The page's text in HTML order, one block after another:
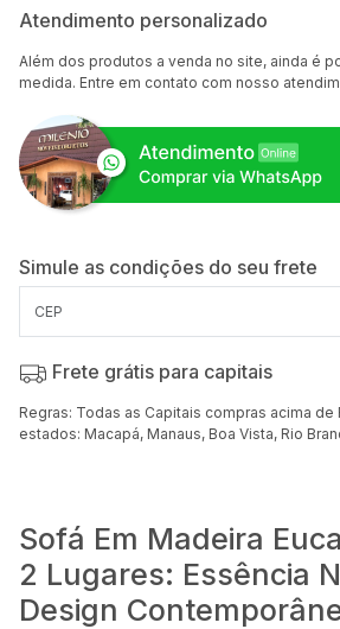
Atendimento personalizado
Além dos produtos a venda no site, ainda é
medida. Entre em contato com nosso
Simule as condições do seu frete
Frete grátis para capitais
Regras: Todas as Capitais compras acima
estados: Macapá, Manaus, Boa Vista, Rio
Sofá Em Madeira
2 Lugares: Essência
Design